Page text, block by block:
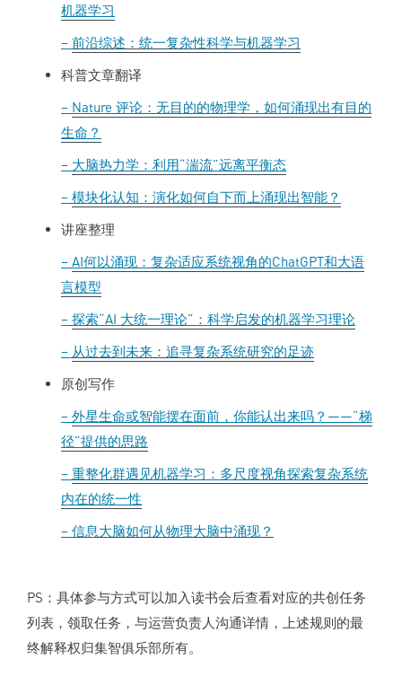
机器学习
– 前沿综述：统一复杂性科学与机器学习
科普文章翻译
– Nature 评论：无目的的物理学，如何涌现出有目的
生命？
– 大脑热力学：利用“湍流”远离平衡态
– 模块化认知：演化如何自下而上涌现出智能？
讲座整理
– AI何以涌现：复杂适应系统视角的ChatGPT和大语
言模型
– 探索“AI 大统一理论”：科学启发的机器学习理论
– 从过去到未来：追寻复杂系统研究的足迹
原创写作
– 外星生命或智能摆在面前，你能认出来吗？——“梯
径”提供的思路
– 重整化群遇见机器学习：多尺度视角探索复杂系统
内在的统一性
– 信息大脑如何从物理大脑中涌现？
PS：具体参与方式可以加入读书会后查看对应的共创任务
列表，领取任务，与运营负责人沟通详情，上述规则的最
终解释权归集智俱乐部所有。